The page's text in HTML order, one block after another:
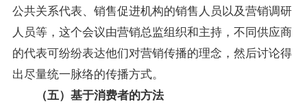
公共关系代表、销售促进机构的销售人员以及营销调研
人员等，这个会议由营销总监组织和主持，不同供应商
的代表可纷纷表达他们对营销传播的理念，然后讨论得
出尽量统一脉络的传播方式。
（五）基于消费者的方法